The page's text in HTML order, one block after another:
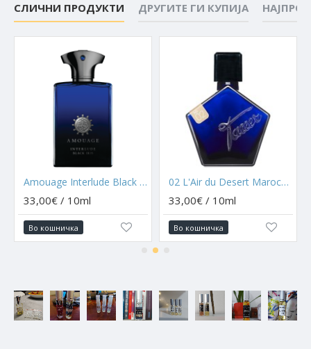
СЛИЧНИ ПРОДУКТИ ДРУГИТЕ ГИ КУПИЈА
Amouage Interlude Black Iris
33,00€ / 10ml
Во кошничка
02 L'Air du Desert Marocain
33,00€ / 10ml
Во кошничка